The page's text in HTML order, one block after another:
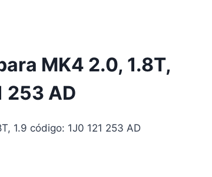
MK4 2.0, 1.8T,
253 AD
1.9 código: 1J0 121 253 AD